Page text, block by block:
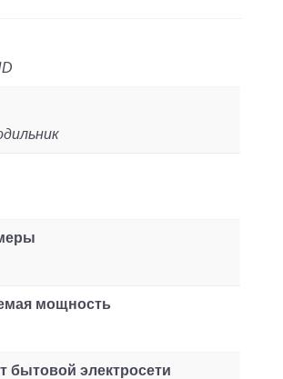
мощность
бытовой электросети